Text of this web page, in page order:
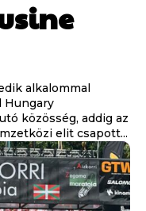
alkalommal
Hungary
közösség, addig az
elit csapott...